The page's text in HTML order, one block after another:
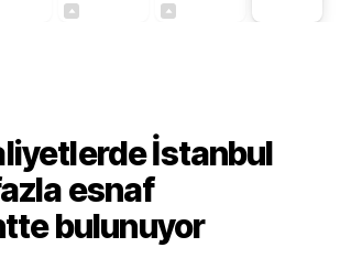
İstanbul
esnaf
bulunuyor